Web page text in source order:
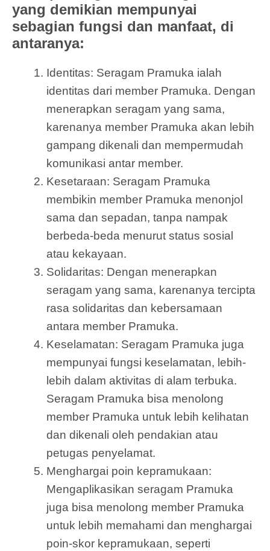
yang demikian mempunyai
sebagian fungsi dan manfaat, di
antaranya:
Identitas: Seragam Pramuka ialah
identitas dari member Pramuka. Dengan
menerapkan seragam yang sama,
karenanya member Pramuka akan lebih
gampang dikenali dan mempermudah
komunikasi antar member.
Kesetaraan: Seragam Pramuka
membikin member Pramuka menonjol
sama dan sepadan, tanpa nampak
berbeda-beda menurut status sosial
atau kekayaan.
Solidaritas: Dengan menerapkan
seragam yang sama, karenanya tercipta
rasa solidaritas dan kebersamaan
antara member Pramuka.
Keselamatan: Seragam Pramuka juga
mempunyai fungsi keselamatan, lebih-
lebih dalam aktivitas di alam terbuka.
Seragam Pramuka bisa menolong
member Pramuka untuk lebih kelihatan
dan dikenali oleh pendakian atau
petugas penyelamat.
Menghargai poin kepramukaan:
Mengaplikasikan seragam Pramuka
juga bisa menolong member Pramuka
untuk lebih memahami dan menghargai
poin-skor kepramukaan, seperti